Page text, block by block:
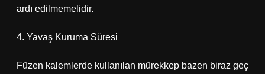
ardı edilmemelidir.
4. Yavaş Kuruma Süresi
Füzen kalemlerde kullanılan mürekkep bazen biraz geç